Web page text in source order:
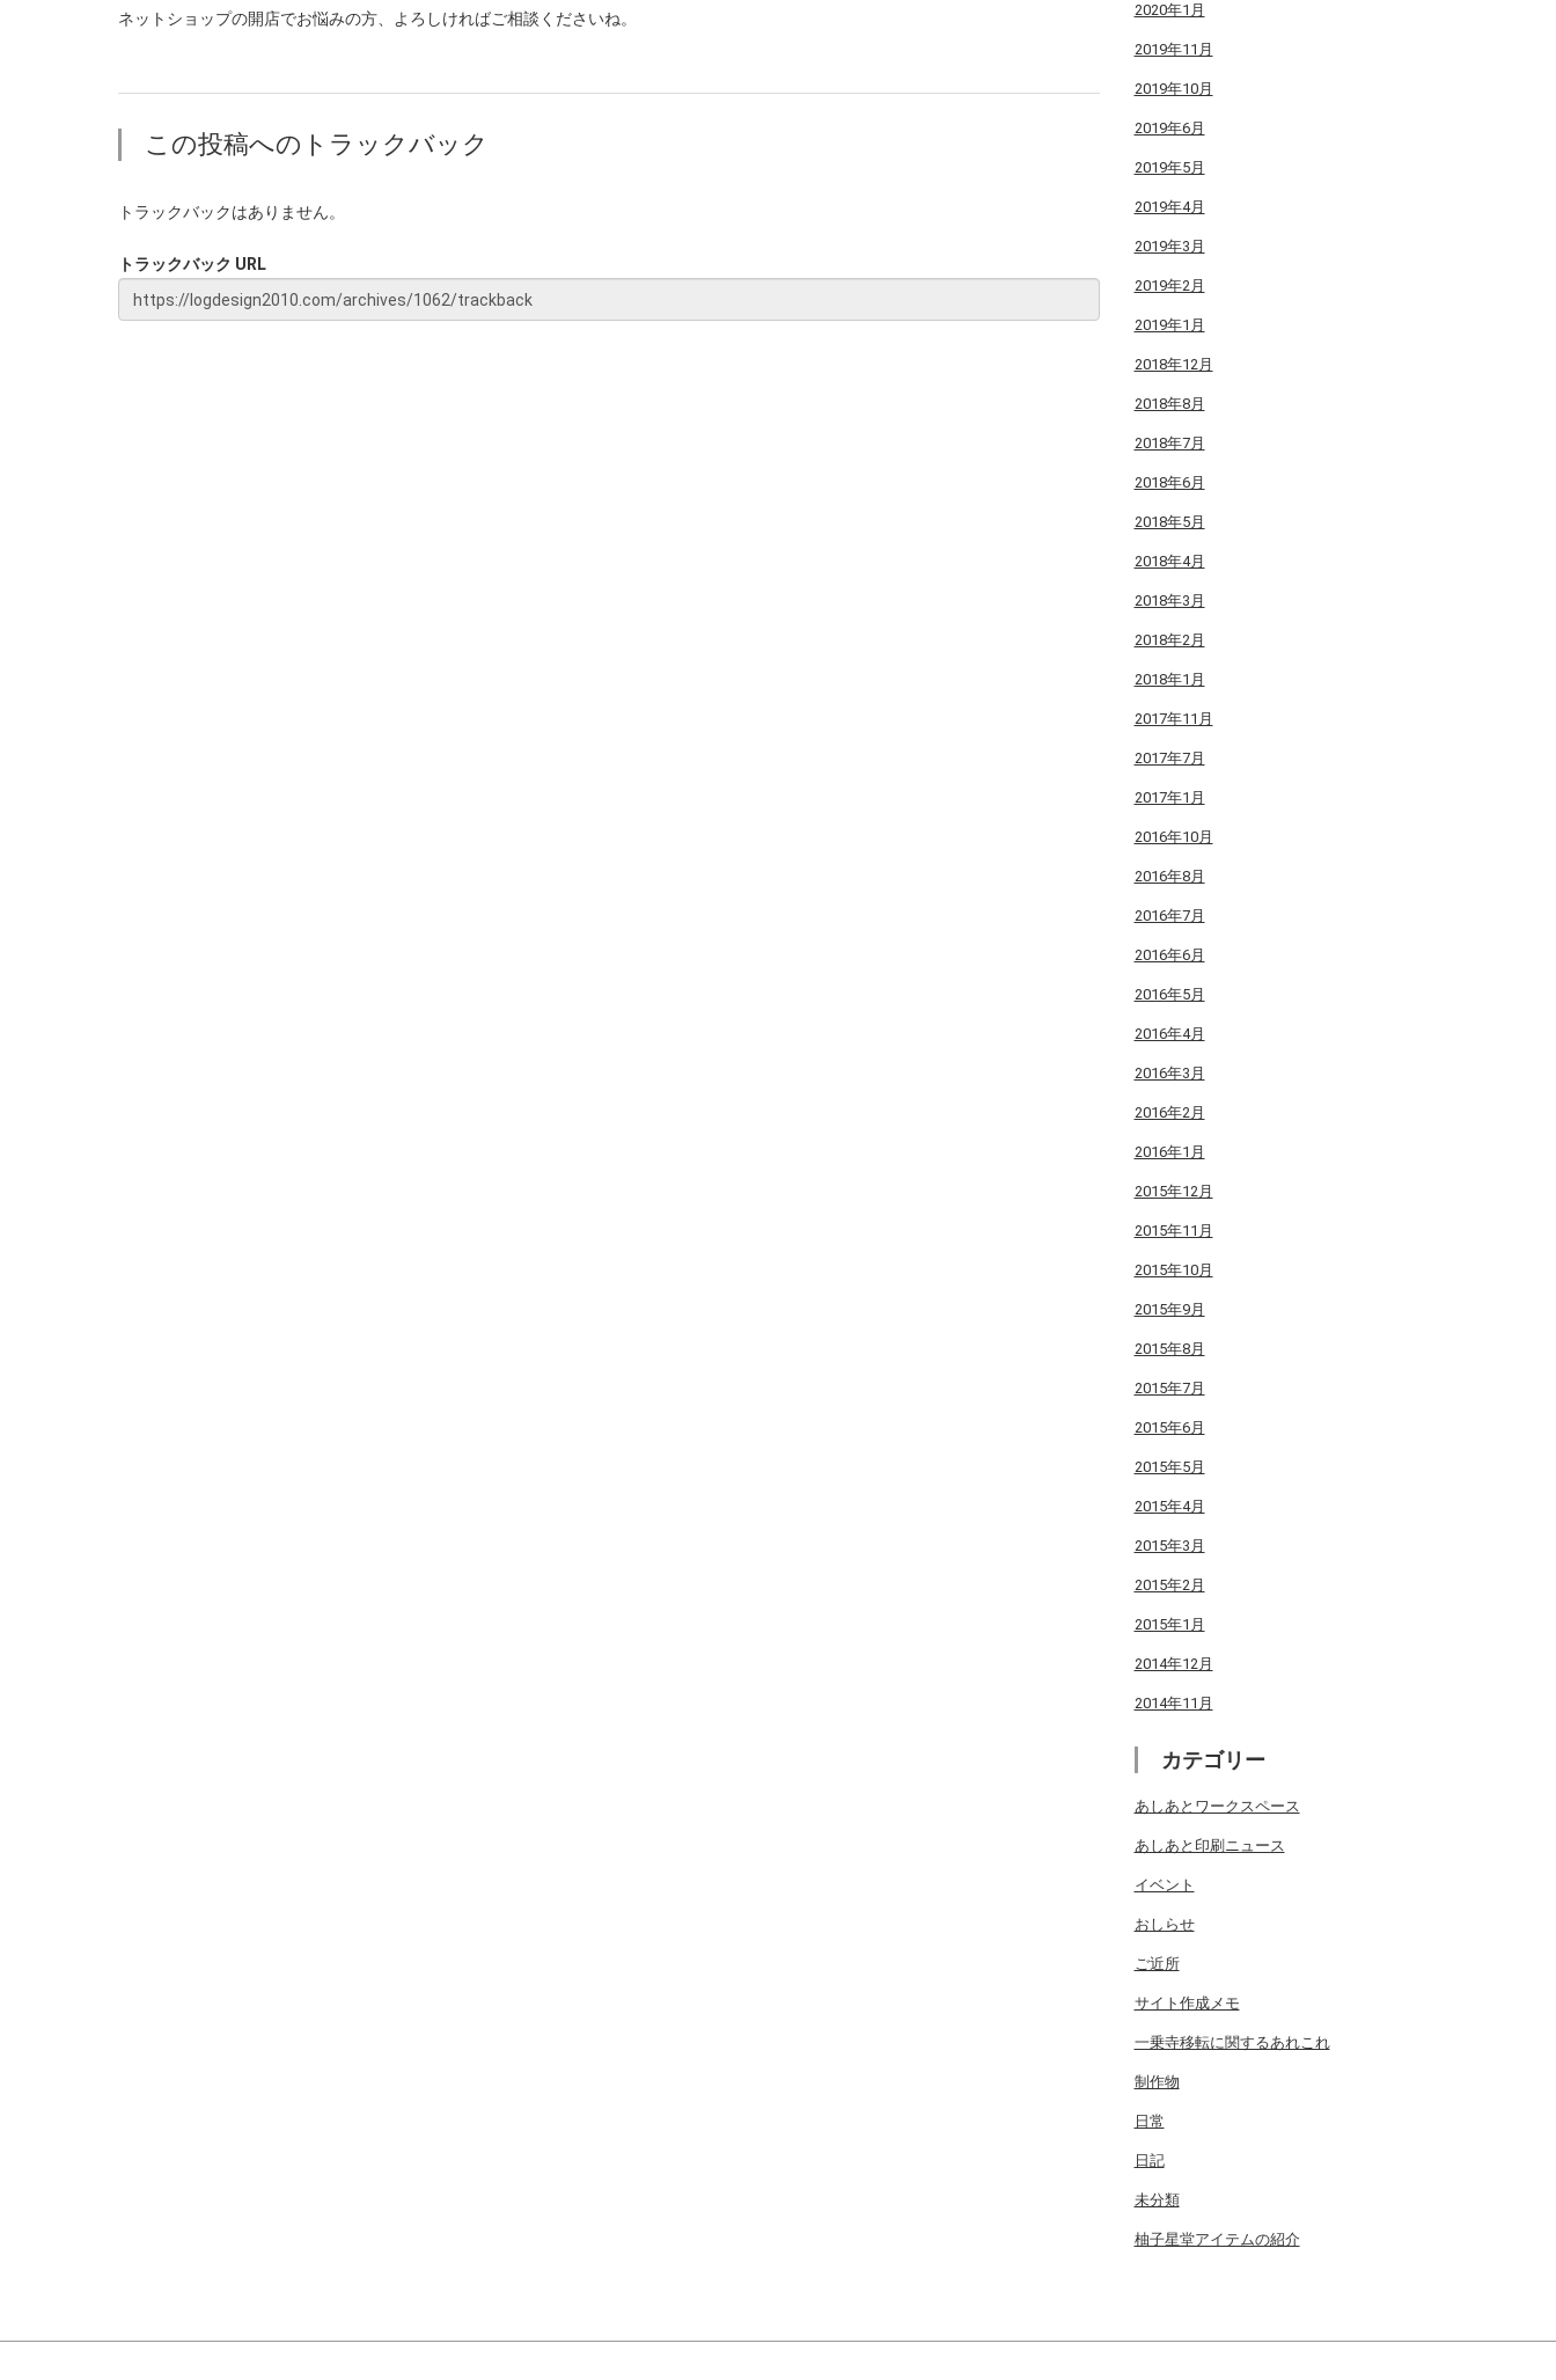
ネットショップの開店でお悩みの方、よろしければご相談くださいね。
この投稿へのトラックバック
トラックバックはありません。
トラックバック URL
2020年1月
2019年11月
2019年10月
2019年6月
2019年5月
2019年4月
2019年3月
2019年2月
2019年1月
2018年12月
2018年8月
2018年7月
2018年6月
2018年5月
2018年4月
2018年3月
2018年2月
2018年1月
2017年11月
2017年7月
2017年1月
2016年10月
2016年8月
2016年7月
2016年6月
2016年5月
2016年4月
2016年3月
2016年2月
2016年1月
2015年12月
2015年11月
2015年10月
2015年9月
2015年8月
2015年7月
2015年6月
2015年5月
2015年4月
2015年3月
2015年2月
2015年1月
2014年12月
2014年11月
カテゴリー
あしあとワークスペース
あしあと印刷ニュース
イベント
おしらせ
ご近所
サイト作成メモ
一乗寺移転に関するあれこれ
制作物
日常
日記
未分類
柚子星堂アイテムの紹介